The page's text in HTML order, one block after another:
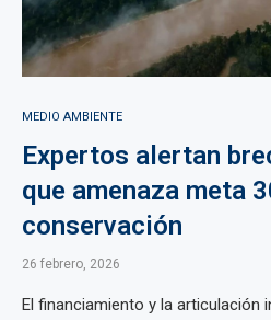
MEDIO AMBIENTE
Expertos alertan
que amenaza meta
conservación
26 febrero, 2026
El financiamiento y la articulación